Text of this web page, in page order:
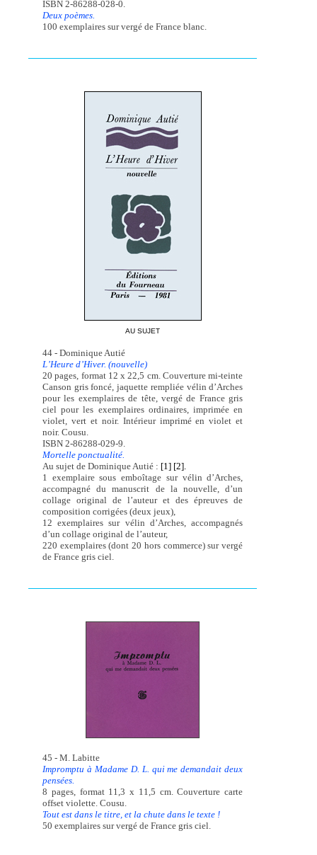
ISBN 2-86288-028-0.
Deux poèmes.
100 exemplaires sur vergé de France blanc.
AU SUJET
44 - Dominique Autié
L’Heure d’Hiver. (nouvelle)
20 pages, format 12 x 22,5 cm. Couverture mi-teinte
Canson gris foncé, jaquette rempliée vélin d’Arches
pour les exemplaires de tête, vergé de France gris
ciel pour les exemplaires ordinaires, imprimée en
violet, vert et noir. Intérieur imprimé en violet et
noir. Cousu.
ISBN 2-86288-029-9.
Mortelle ponctualité.
Au sujet de Dominique Autié : [1] [2].
1 exemplaire sous emboîtage sur vélin d’Arches,
accompagné du manuscrit de la nouvelle, d’un
collage original de l’auteur et des épreuves de
composition corrigées (deux jeux),
12 exemplaires sur vélin d’Arches, accompagnés
d’un collage original de l’auteur,
220 exemplaires (dont 20 hors commerce) sur vergé
de France gris ciel.
45 - M. Labitte
Impromptu à Madame D. L. qui me demandait deux
pensées.
8 pages, format 11,3 x 11,5 cm. Couverture carte
offset violette. Cousu.
Tout est dans le titre, et la chute dans le texte !
50 exemplaires sur vergé de France gris ciel.